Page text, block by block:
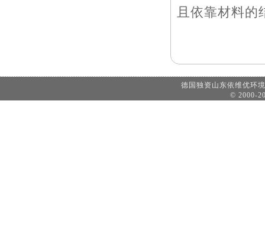
且依靠材料
德国独资山东依维优
© 2000-